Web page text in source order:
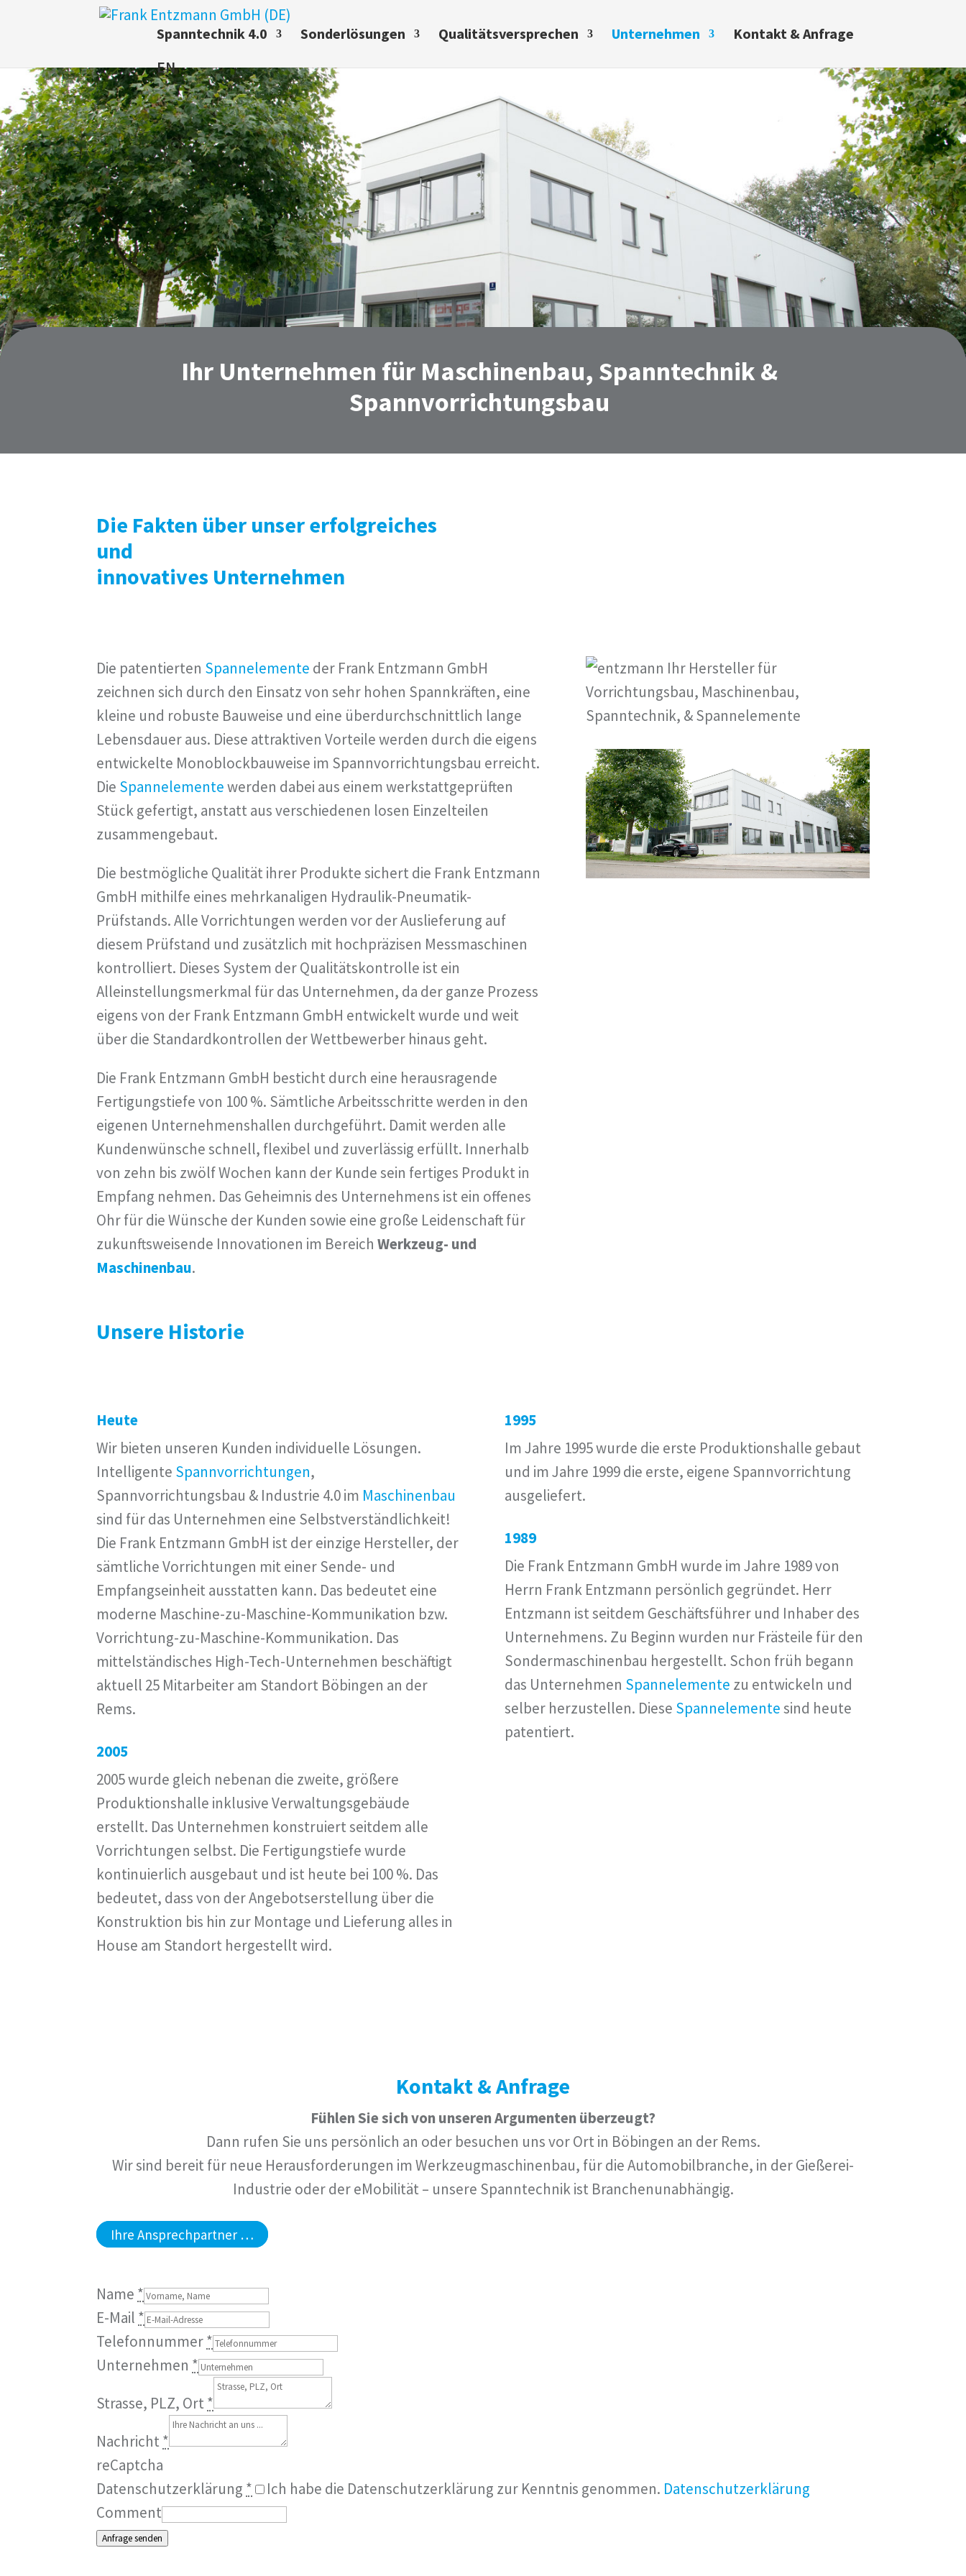
Spanntechnik 4.0 Sonderlösungen Qualitätsversprechen Unternehmen Kontakt & Anfrage
EN
Ihr Unternehmen für Maschinenbau, Spanntechnik &
Spannvorrichtungsbau
Die Fakten über unser erfolgreiches
und
innovatives Unternehmen
Die patentierten Spannelemente der Frank Entzmann GmbH
zeichnen sich durch den Einsatz von sehr hohen Spannkräften, eine
kleine und robuste Bauweise und eine überdurchschnittlich lange
Lebensdauer aus. Diese attraktiven Vorteile werden durch die eigens
entwickelte Monoblockbauweise im Spannvorrichtungsbau erreicht.
Die Spannelementewerden dabei aus einem werkstattgeprüften
Stück gefertigt, anstatt aus verschiedenen losen Einzelteilen
zusammengebaut.
Die bestmögliche Qualität ihrer Produkte sichert die Frank Entzmann
GmbH mithilfe eines mehrkanaligen Hydraulik-Pneumatik-
Prüfstands. Alle Vorrichtungen werden vor der Auslieferung auf
diesem Prüfstand und zusätzlich mit hochpräzisen Messmaschinen
kontrolliert. Dieses System der Qualitätskontrolle ist ein
Alleinstellungsmerkmal für das Unternehmen, da der ganze Prozess
eigens von der Frank Entzmann GmbH entwickelt wurde und weit
über die Standardkontrollen der Wettbewerber hinaus geht.
Die Frank Entzmann GmbH besticht durch eine herausragende
Fertigungstiefe von 100 %. Sämtliche Arbeitsschritte werden in den
eigenen Unternehmenshallen durchgeführt. Damit werden alle
Kundenwünsche schnell, flexibel und zuverlässig erfüllt. Innerhalb
von zehn bis zwölf Wochen kann der Kunde sein fertiges Produkt in
Empfang nehmen. Das Geheimnis des Unternehmens ist ein offenes
Ohr für die Wünsche der Kunden sowie eine große Leidenschaft für
zukunftsweisende Innovationen im BereichWerkzeug- und
Maschinenbau.
Unsere Historie
Heute
Wir bieten unseren Kunden individuelle Lösungen.
Intelligente Spannvorrichtungen,
Spannvorrichtungsbau & Industrie 4.0 im Maschinenbau
sind für das Unternehmen eine Selbstverständlichkeit!
Die Frank Entzmann GmbH ist der einzige Hersteller, der
sämtliche Vorrichtungen mit einer Sende- und
Empfangseinheit ausstatten kann. Das bedeutet eine
moderne Maschine-zu-Maschine-Kommunikation bzw.
Vorrichtung-zu-Maschine-Kommunikation. Das
mittelständisches High-Tech-Unternehmen beschäftigt
aktuell 25 Mitarbeiter am Standort Böbingen an der
Rems.
2005
2005 wurde gleich nebenan die zweite, größere
Produktionshalle inklusive Verwaltungsgebäude
erstellt. Das Unternehmen konstruiert seitdem alle
Vorrichtungen selbst. Die Fertigungstiefe wurde
kontinuierlich ausgebaut und ist heute bei 100 %. Das
bedeutet, dass von der Angebotserstellung über die
Konstruktion bis hin zur Montage und Lieferung alles in
House am Standort hergestellt wird.
1995
Im Jahre 1995 wurde die erste Produktionshalle gebaut
und im Jahre 1999 die erste, eigene Spannvorrichtung
ausgeliefert.
1989
Die Frank Entzmann GmbH wurde im Jahre 1989 von
Herrn Frank Entzmann persönlich gegründet. Herr
Entzmann ist seitdem Geschäftsführer und Inhaber des
Unternehmens. Zu Beginn wurden nur Frästeile für den
Sondermaschinenbau hergestellt. Schon früh begann
das Unternehmen Spannelemente zu entwickeln und
selber herzustellen. Diese Spannelementesind heute
patentiert.
Kontakt & Anfrage
Fühlen Sie sich von unseren Argumenten überzeugt?
Dann rufen Sie uns persönlich an oder besuchen uns vor Ort in Böbingen an der Rems.
Wir sind bereit für neue Herausforderungen im Werkzeugmaschinenbau, für die Automobilbranche, in der Gießerei-
Industrie oder der eMobilität – unsere Spanntechnik ist Branchenunabhängig.
Ihre Ansprechpartner …
Name *
E-Mail *
Telefonnummer*
Unternehmen *
Strasse, PLZ, Ort *
Nachricht *
reCaptcha
Datenschutzerklärung * Ich habe die Datenschutzerklärung zur Kenntnis genommen. Datenschutzerklärung
Comment
Anfrage senden